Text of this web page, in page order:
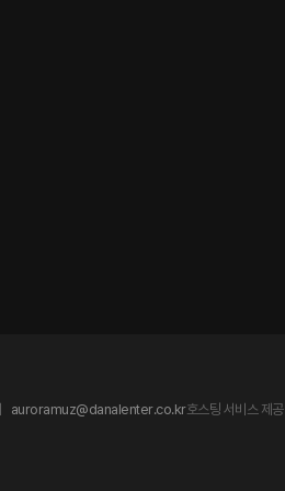
auroramuz@danalenter.co.kr호스팅 서비스 제공